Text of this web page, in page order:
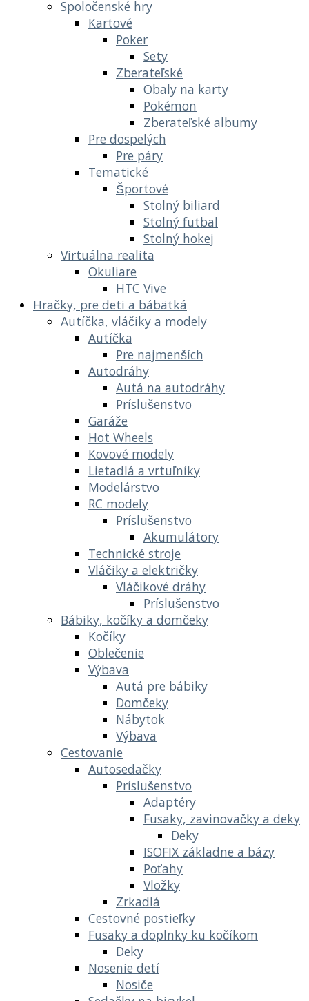
Spoločenské hry
Kartové
Poker
Sety
Zberateľské
Obaly na karty
Pokémon
Zberateľské albumy
Pre dospelých
Pre páry
Tematické
Športové
Stolný biliard
Stolný futbal
Stolný hokej
Virtuálna realita
Okuliare
HTC Vive
Hračky, pre deti a bábätká
Autíčka, vláčiky a modely
Autíčka
Pre najmenších
Autodráhy
Autá na autodráhy
Príslušenstvo
Garáže
Hot Wheels
Kovové modely
Lietadlá a vrtuľníky
Modelárstvo
RC modely
Príslušenstvo
Akumulátory
Technické stroje
Vláčiky a električky
Vláčikové dráhy
Príslušenstvo
Bábiky, kočíky a domčeky
Kočíky
Oblečenie
Výbava
Autá pre bábiky
Domčeky
Nábytok
Výbava
Cestovanie
Autosedačky
Príslušenstvo
Adaptéry
Fusaky, zavinovačky a deky
Deky
ISOFIX základne a bázy
Poťahy
Vložky
Zrkadlá
Cestovné postieľky
Fusaky a doplnky ku kočíkom
Deky
Nosenie detí
Nosiče